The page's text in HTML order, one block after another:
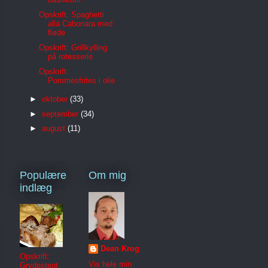
Opskrift: Spaghetti
allá Cabonara med
fløde
Opskrift: Grillkylling
på rotesserie
Opskrift:
Pommesfrites i olie
► oktober (33)
► september (34)
► august (11)
Populære
indlæg
Opskrift:
Grydestegt
Om mig
Dean Krog
Vis hele min